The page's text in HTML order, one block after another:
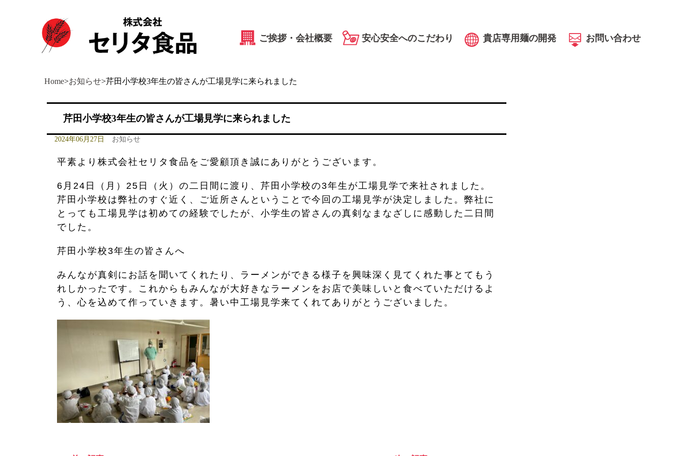
ご挨拶・会社概要 安心安全へのこだわり 貴店専用麺の開発 お問い合わせ
Home>お知らせ>芹田小学校3年生の皆さんが工場見学に来られました
芹田小学校3年生の皆さんが工場見学に来られました
2024年06月27日 お知らせ
平素より株式会社セリタ食品をご愛顧頂き誠にありがとうございます。
6月24日（月）25日（火）の二日間に渡り、芹田小学校の3年生が工場見学で来社されました。
芹田小学校は弊社のすぐ近く、ご近所さんということで今回の工場見学が決定しました。弊社に
とっても工場見学は初めての経験でしたが、小学生の皆さんの真剣なまなざしに感動した二日間
でした。
芹田小学校3年生の皆さんへ
みんなが真剣にお話を聞いてくれたり、ラーメンができる様子を興味深く見てくれた事とてもう
れしかったです。これからもみんなが大好きなラーメンをお店で美味しいと食べていただけるよ
う、心を込めて作っていきます。暑い中工場見学来てくれてありがとうございました。